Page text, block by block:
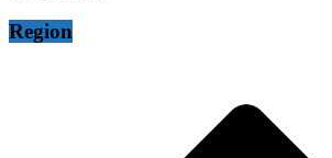
Region